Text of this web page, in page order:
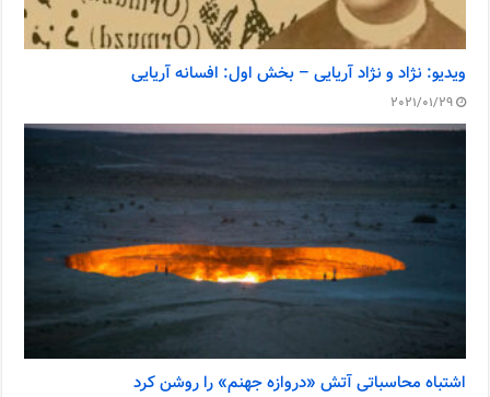
ویدیو: نژاد و نژاد آریایی – بخش اول: افسانه آریایی
2021/01/29
اشتباه محاسباتی آتش «دروازه جهنم» را روشن کرد